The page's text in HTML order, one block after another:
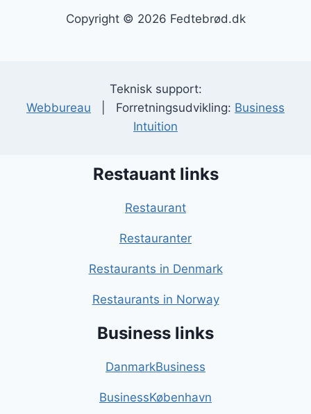
Copyright © 2026 Fedtebrød.dk
Teknisk support:
Webbureau | Forretningsudvikling: Business
Intuition
Restauant links
Restaurant
Restauranter
Restaurants in Denmark
Restaurants in Norway
Business links
DanmarkBusiness
BusinessKøbenhavn